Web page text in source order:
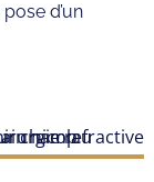
d’un